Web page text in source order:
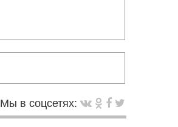
Мы в соцсетях: